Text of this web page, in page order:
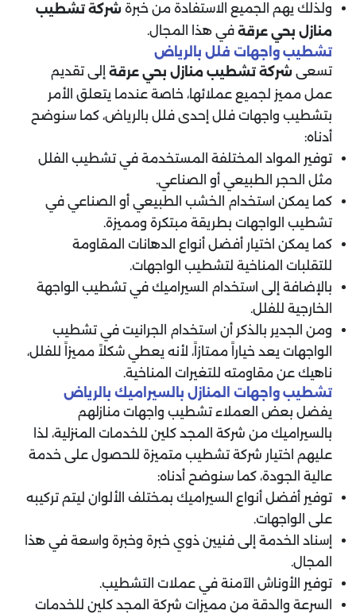
ولذلك يهم الجميع الاستفادة من خبرة شركة تشطيب
منازل بحي عرقة في هذا المجال.
تشطيب واجهات فلل بالرياض
تسعى شركة تشطيب منازل بحي عرقة إلى تقديم
عمل مميز لجميع عملائها، خاصة عندما يتعلق الأمر
بتشطيب واجهات فلل إحدى فلل بالرياض، كما سنوضح
أدناه:
توفير المواد المختلفة المستخدمة في تشطيب الفلل
مثل الحجر الطبيعي أو الصناعي.
كما يمكن استخدام الخشب الطبيعي أو الصناعي في
تشطيب الواجهات بطريقة مبتكرة ومميزة.
كما يمكن اختيار أفضل أنواع الدهانات المقاومة
للتقلبات المناخية لتشطيب الواجهات.
بالإضافة إلى استخدام السيراميك في تشطيب الواجهة
الخارجية للفلل.
ومن الجدير بالذكر أن استخدام الجرانيت في تشطيب
الواجهات يعد خياراً ممتازاً، لأنه يعطي شكلاً مميزاً للفلل،
ناهيك عن مقاومته للتغيرات المناخية.
تشطيب واجهات المنازل بالسيراميك بالرياض
يفضل بعض العملاء تشطيب واجهات منازلهم
بالسيراميك من شركة المجد كلين للخدمات المنزلية، لذا
عليهم اختيار شركة تشطيب متميزة للحصول على خدمة
عالية الجودة، كما سنوضح أدناه:
توفير أفضل أنواع السيراميك بمختلف الألوان ليتم تركيبه
على الواجهات.
إسناد الخدمة إلى فنيين ذوي خبرة وخبرة واسعة في هذا
المجال.
توفير الأوناش الآمنة في عملات التشطيب.
السرعة والدقة من مميزات شركة المجد كلين للخدمات